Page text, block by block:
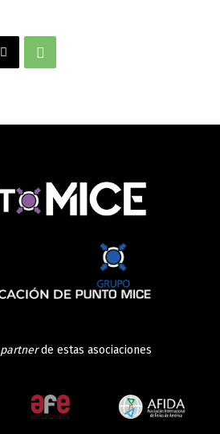
partnerde estas asociaciones